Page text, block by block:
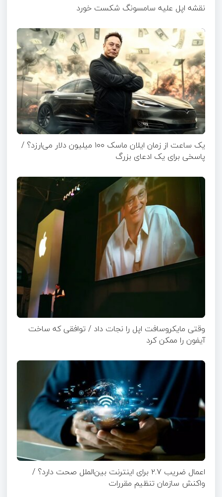
نقشه اپل علیه سامسونگ شکست خورد
یک ساعت از زمان ایلان ماسک ۱۰۰ میلیون دلار می‌ارزد؟ /
پاسخی برای یک ادعای بزرگ
وقتی مایکروسافت اپل را نجات داد / توافقی که ساخت
آیفون را ممکن کرد
اعمال ضریب ۲.۷ برای اینترنت بین‌الملل صحت دارد؟ /
واکنش سازمان تنظیم مقررات